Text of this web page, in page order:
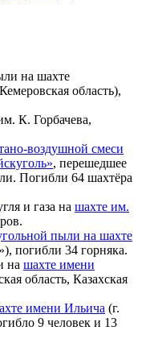
на шахте
область),
К. Горбачева,
воздушной смеси
, перешедшее
Погибли 64 шахтёра
и газа на шахте им.
пыли на шахте
»), погибли 34 горняка.
на шахте имени
область, Казахская
имени Ильича (г.
9 человек и 13